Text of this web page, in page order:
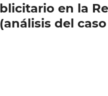
en la
del caso